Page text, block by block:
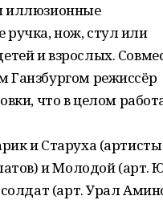
иллюзионные
нож, стул или
и взрослых.
Ганзбургом режиссёр
что в целом
и Старуха (артисты
и Молодой (арт.
(арт. Урал